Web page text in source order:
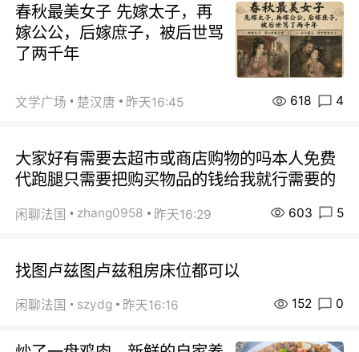
春秋最美女子 先嫁太子，再
嫁公公，后嫁庶子，被后世骂
了两千年
文学广场 楚汉唐 昨天16:45 618 4
大家好有需要去超市或商店购物的吗本人免费
代跑腿只需要把购买物品的钱给我就行需要的
闲聊法国 zhang0958 昨天16:29 603 5
找图卢兹图卢兹租房床位都可以
闲聊法国 szydg 昨天16:16 152 0